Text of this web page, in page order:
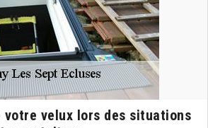
votre velux lors des situations